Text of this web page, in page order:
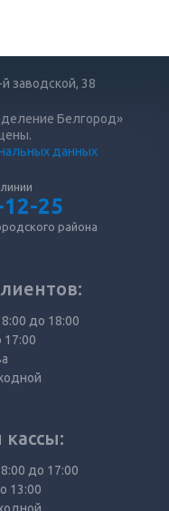
заводской, 38
Белгород»
данных
25
района
до 18:00
17:00
до 17:00
13:00